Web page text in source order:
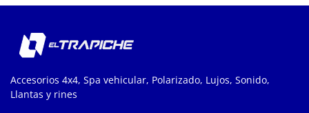
Accesorios 4x4, Spa vehicular, Polarizado, Lujos, Sonido,
Llantas y rines